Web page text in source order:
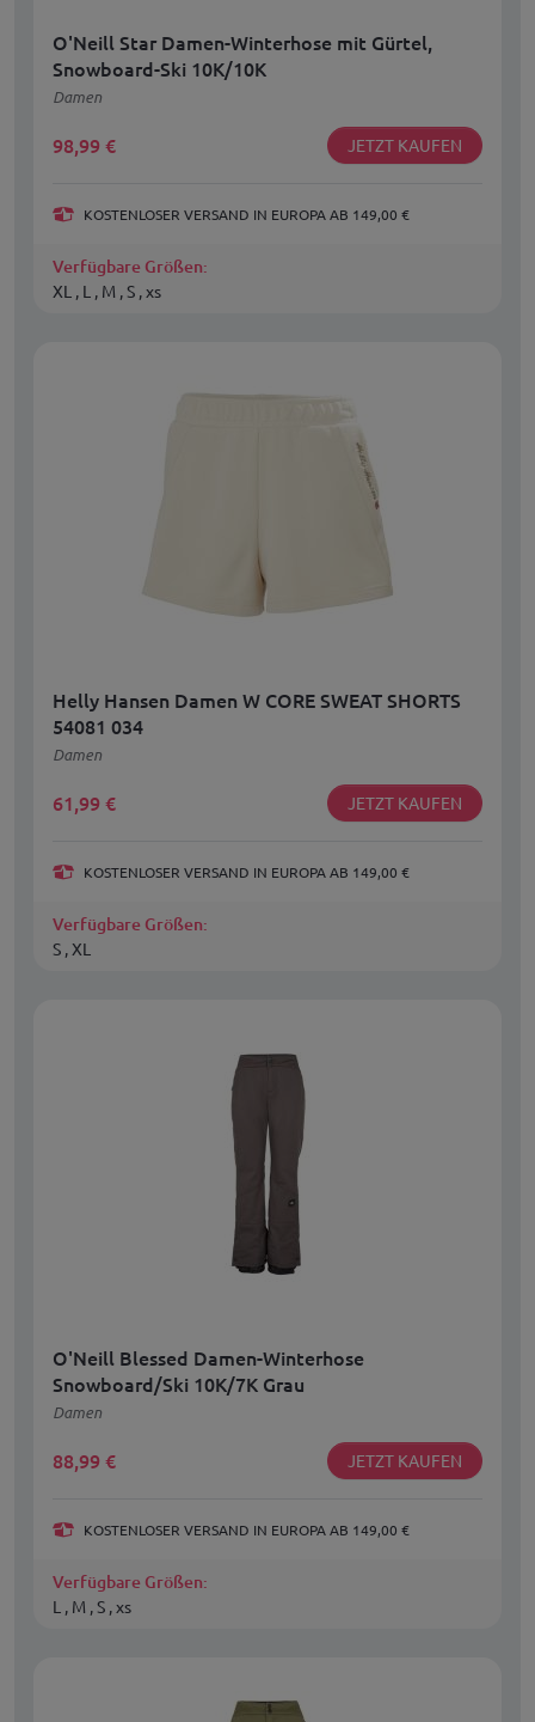
O'Neill Star Damen-Winterhose mit Gürtel,
Snowboard-Ski 10K/10K
Damen
98,99 € JETZT KAUFEN
KOSTENLOSER VERSAND IN EUROPA AB 149,00 €
Verfügbare Größen:
XL , L , M , S , xs
Helly Hansen Damen W CORE SWEAT SHORTS
54081 034
Damen
61,99 € JETZT KAUFEN
KOSTENLOSER VERSAND IN EUROPA AB 149,00 €
Verfügbare Größen:
S , XL
O'Neill Blessed Damen-Winterhose
Snowboard/Ski 10K/7K Grau
Damen
88,99 € JETZT KAUFEN
KOSTENLOSER VERSAND IN EUROPA AB 149,00 €
Verfügbare Größen:
L , M , S , xs